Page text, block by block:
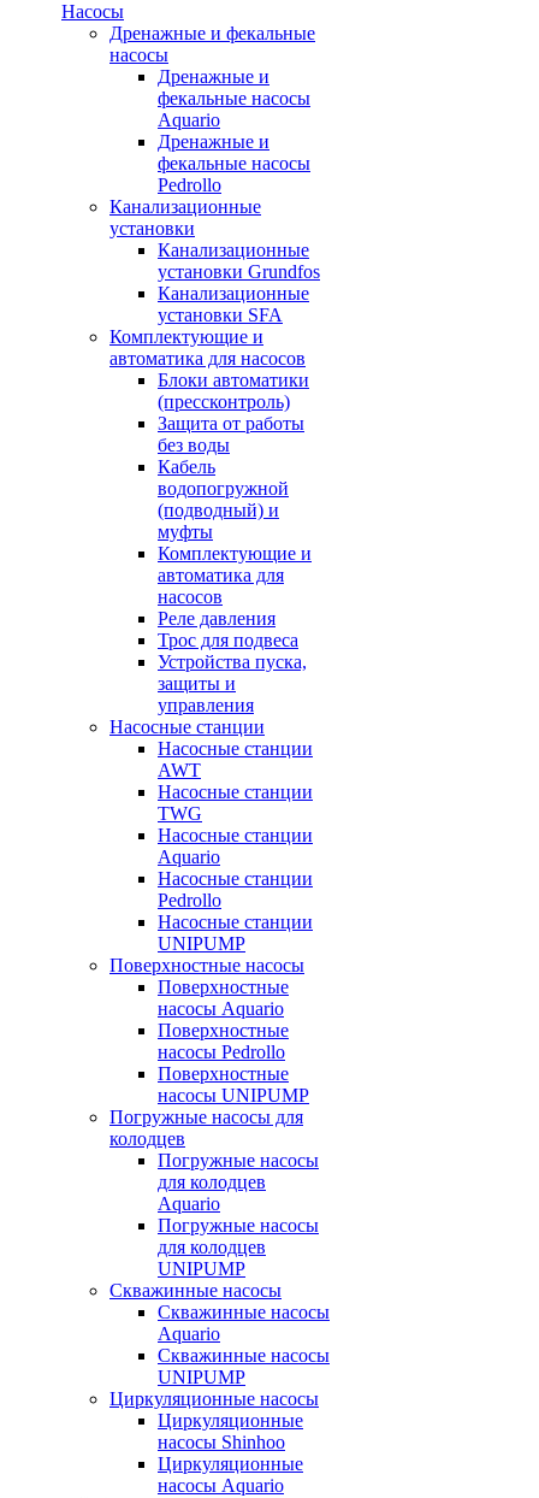
Насосы
Дренажные и фекальные
насосы
Дренажные и
фекальные насосы
Aquario
Дренажные и
фекальные насосы
Pedrollo
Канализационные
установки
Канализационные
установки Grundfos
Канализационные
установки SFA
Комплектующие и
автоматика для насосов
Блоки автоматики
(прессконтроль)
Защита от работы
без воды
Кабель
водопогружной
(подводный) и
муфты
Комплектующие и
автоматика для
насосов
Реле давления
Трос для подвеса
Устройства пуска,
защиты и
управления
Насосные станции
Насосные станции
AWT
Насосные станции
TWG
Насосные станции
Aquario
Насосные станции
Pedrollo
Насосные станции
UNIPUMP
Поверхностные насосы
Поверхностные
насосы Aquario
Поверхностные
насосы Pedrollo
Поверхностные
насосы UNIPUMP
Погружные насосы для
колодцев
Погружные насосы
для колодцев
Aquario
Погружные насосы
для колодцев
UNIPUMP
Скважинные насосы
Скважинные насосы
Aquario
Скважинные насосы
UNIPUMP
Циркуляционные насосы
Циркуляционные
насосы Shinhoo
Циркуляционные
насосы Aquario